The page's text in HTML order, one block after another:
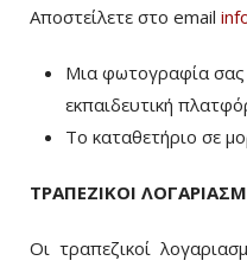
Αποστείλετε στο email
Μια φωτογραφία
εκπαιδευτική
To καταθετήριο σε
ΤΡΑΠΕΖΙΚΟΙ
Οι τραπεζικοί